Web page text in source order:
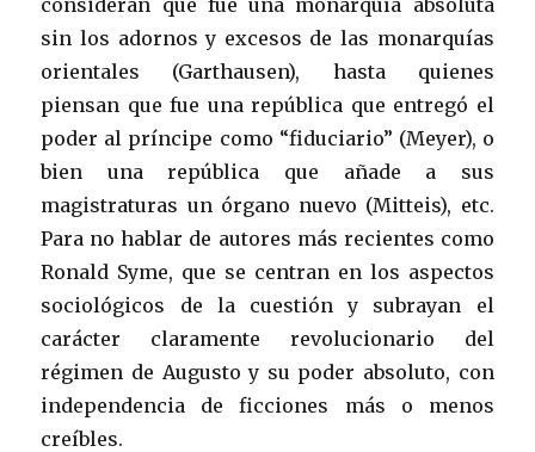
sin los adornos y excesos de las monarquías
orientales (Garthausen), hasta quienes
piensan que fue una república que entregó el
poder al príncipe como “fiduciario” (Meyer), o
bien una república que añade a sus
magistraturas un órgano nuevo (Mitteis), etc.
Para no hablar de autores más recientes como
Ronald Syme, que se centran en los aspectos
sociológicos de la cuestión y subrayan el
carácter claramente revolucionario del
régimen de Augusto y su poder absoluto, con
independencia de ficciones más o menos
creíbles.